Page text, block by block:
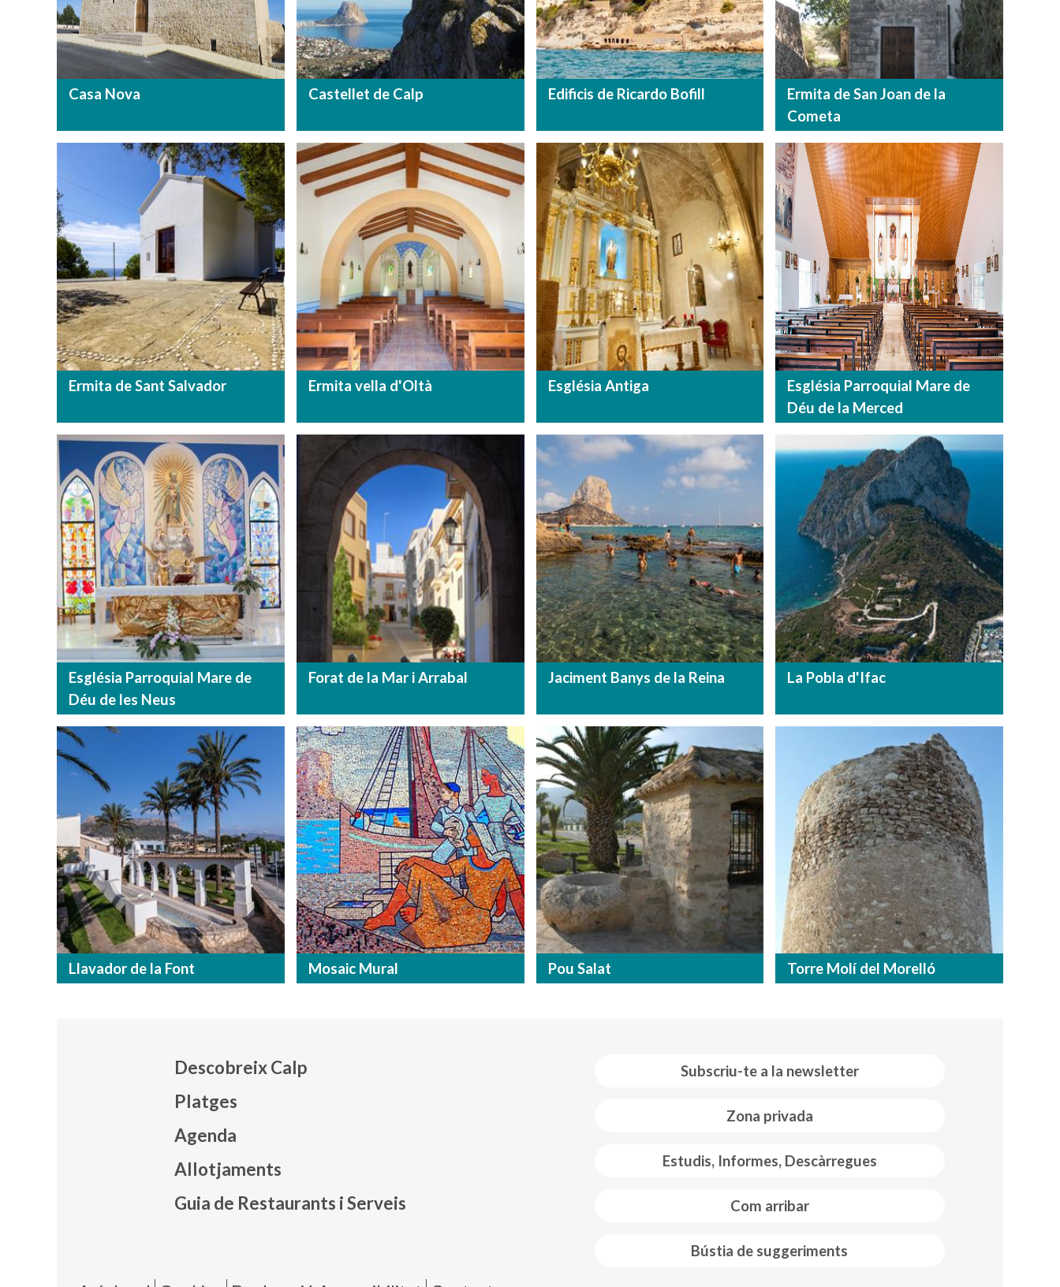
Casa Nova Castellet de Calp Edificis de Ricardo Bofill
Ermita de San Joan de la
Cometa
Ermita de Sant Salvador Ermita vella d'Oltà Església Antiga
Església Parroquial Mare de
Déu de la Merced
Església Parroquial Mare de
Déu de les Neus
Forat de la Mar i Arrabal Jaciment Banys de la Reina La Pobla d'Ifac
Llavador de la Font Mosaic Mural Pou Salat Torre Molí del Morelló
Subscriu-te a la newsletter
Zona privada
Estudis, Informes, Descàrregues
Com arribar
Bústia de suggeriments
Descobreix Calp
Platges
Agenda
Allotjaments
Guia de Restaurants i Serveis